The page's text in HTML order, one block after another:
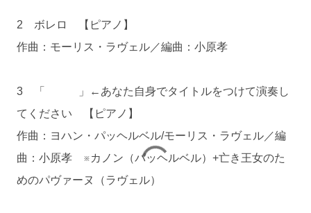
2 ボレロ 【ピアノ】
作曲：モーリス・ラヴェル／編曲：小原孝
3 「 」←あなた自身でタイトルをつけて演奏し
てください 【ピアノ】
作曲：ヨハン・パッヘルベル/モーリス・ラヴェル／編
曲：小原孝 ※カノン（パッヘルベル）+亡き王女のた
めのパヴァーヌ（ラヴェル）